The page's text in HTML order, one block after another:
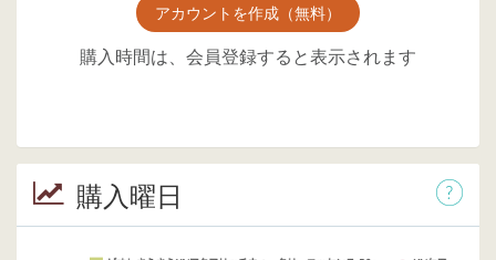
アカウントを作成（無料）
購入時間は、会員登録すると表示されます
購入曜日